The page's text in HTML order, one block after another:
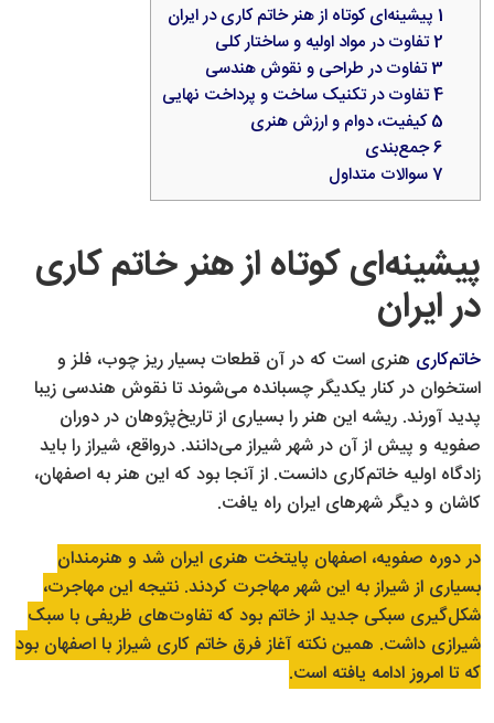
1 پیشینه‌ای کوتاه از هنر خاتم کاری در ایران
2تفاوت در مواد اولیه و ساختار کلی
3تفاوت در طراحی و نقوش هندسی
4تفاوت در تکنیک ساخت و پرداخت نهایی
5کیفیت، دوام و ارزش هنری
6جمع‌بندی
7سوالات متداول
پیشینه‌ای کوتاه از هنر خاتم کاری
در ایران
خاتم‌کاری هنری است که در آن قطعات بسیار ریز چوب، فلز و
استخوان در کنار یکدیگر چسبانده می‌شوند تا نقوش هندسی زیبا
پدید آورند. ریشه این هنر را بسیاری از تاریخ‌پژوهان در دوران
صفویه و پیش از آن در شهر شیراز می‌دانند. درواقع، شیراز را باید
زادگاه اولیه خاتم‌کاری دانست. از آنجا بود که این هنر به اصفهان،
کاشان و دیگر شهرهای ایران راه یافت.
در دوره صفویه، اصفهان پایتخت هنری ایران شد و هنرمندان
بسیاری از شیراز به این شهر مهاجرت کردند. نتیجه این مهاجرت،
شکل‌گیری سبکی جدید از خاتم بود که تفاوت‌های ظریفی با سبک
شیرازی داشت. همین نکته آغاز فرق خاتم کاری شیراز با اصفهان بود
که تا امروز ادامه یافته است.